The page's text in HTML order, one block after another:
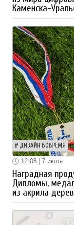
Каменска-
ДИЗАЙН ВОВРЕМЯ
12:08 | 7 июля
Наградная
Дипломы,
из акрила